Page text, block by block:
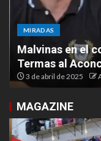
MIRADAS
Malvinas en el
Termas al
3 de abril de 2025
MAGAZINE